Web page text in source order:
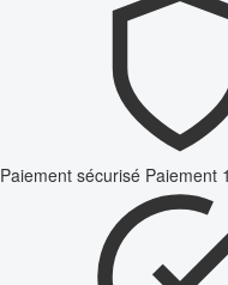
Paiement sécurisé Paiement